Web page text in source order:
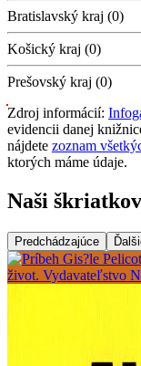
Bratislavský kraj (0)
Košický kraj (0)
Prešovský kraj (0)
Zdroj informácií:
evidencii danej
nájdete zoznam
ktorých máme údaje.
Naši
Predchádzajúce